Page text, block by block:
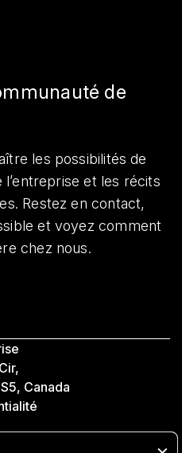
de
les possibilités de
et les récits
Restez en contact,
et voyez comment
chez nous.
Canada